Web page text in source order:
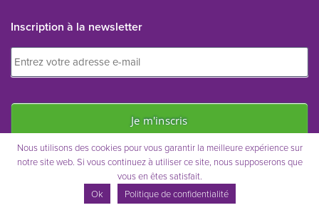
Inscription à la newsletter
Immo Saint-Remy © 2021
Nous utilisons des cookies pour vous garantir la meilleure expérience sur
notre site web. Si vous continuez à utiliser ce site, nous supposerons que
vous en êtes satisfait.
Ok
Politique de confidentialité